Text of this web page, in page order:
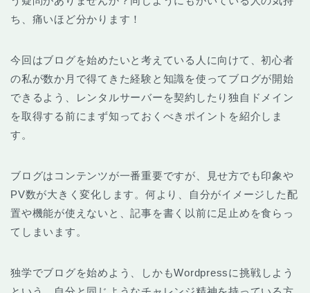
ち、痛いほど分かります！
今回はブログを始めたいと考えている人に向けて、初心者
の私が数か月で得てきた経験と知識を使ってブログが開始
できるよう、レンタルサーバーを契約したり独自ドメイン
を取得する前にまず知っておくべきポイントを紹介しま
す。
ブログはコンテンツが一番重要ですが、見せ方でも印象や
PV数が大きく変化します。何より、自分がイメージした配
置や機能が使えないと、記事を書く以前に足止めを食らっ
てしまいます。
独学でブログを始めよう、しかもWordpressに挑戦しよう